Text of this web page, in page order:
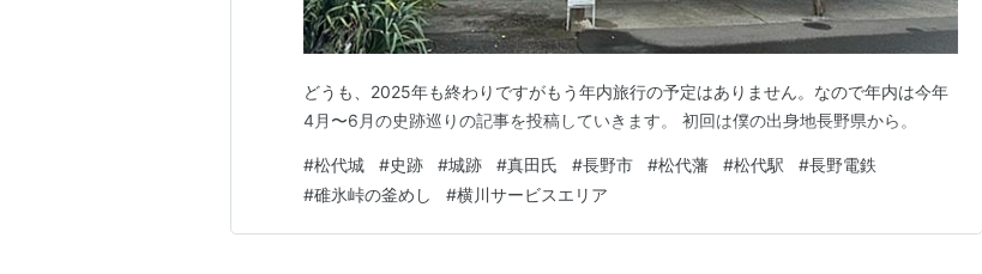
どうも、2025年も終わりですがもう年内旅行の予定はありません。なので年内は今年
4月〜6月の史跡巡りの記事を投稿していきます。 初回は僕の出身地長野県から。
#松代城 #史跡 #城跡 #真田氏 #長野市 #松代藩 #松代駅 #長野電鉄
#碓氷峠の釜めし #横川サービスエリア